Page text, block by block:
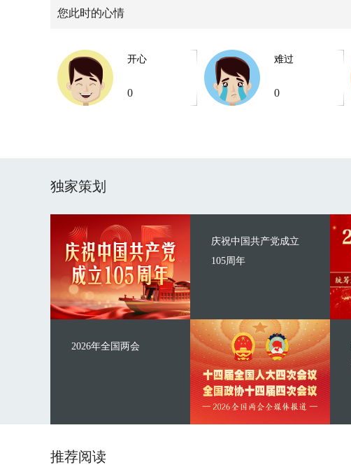
您此时的心情
开心
0
难过
0
独家策划
庆祝中国共产党成立
105周年
2026年全国两会
推荐阅读